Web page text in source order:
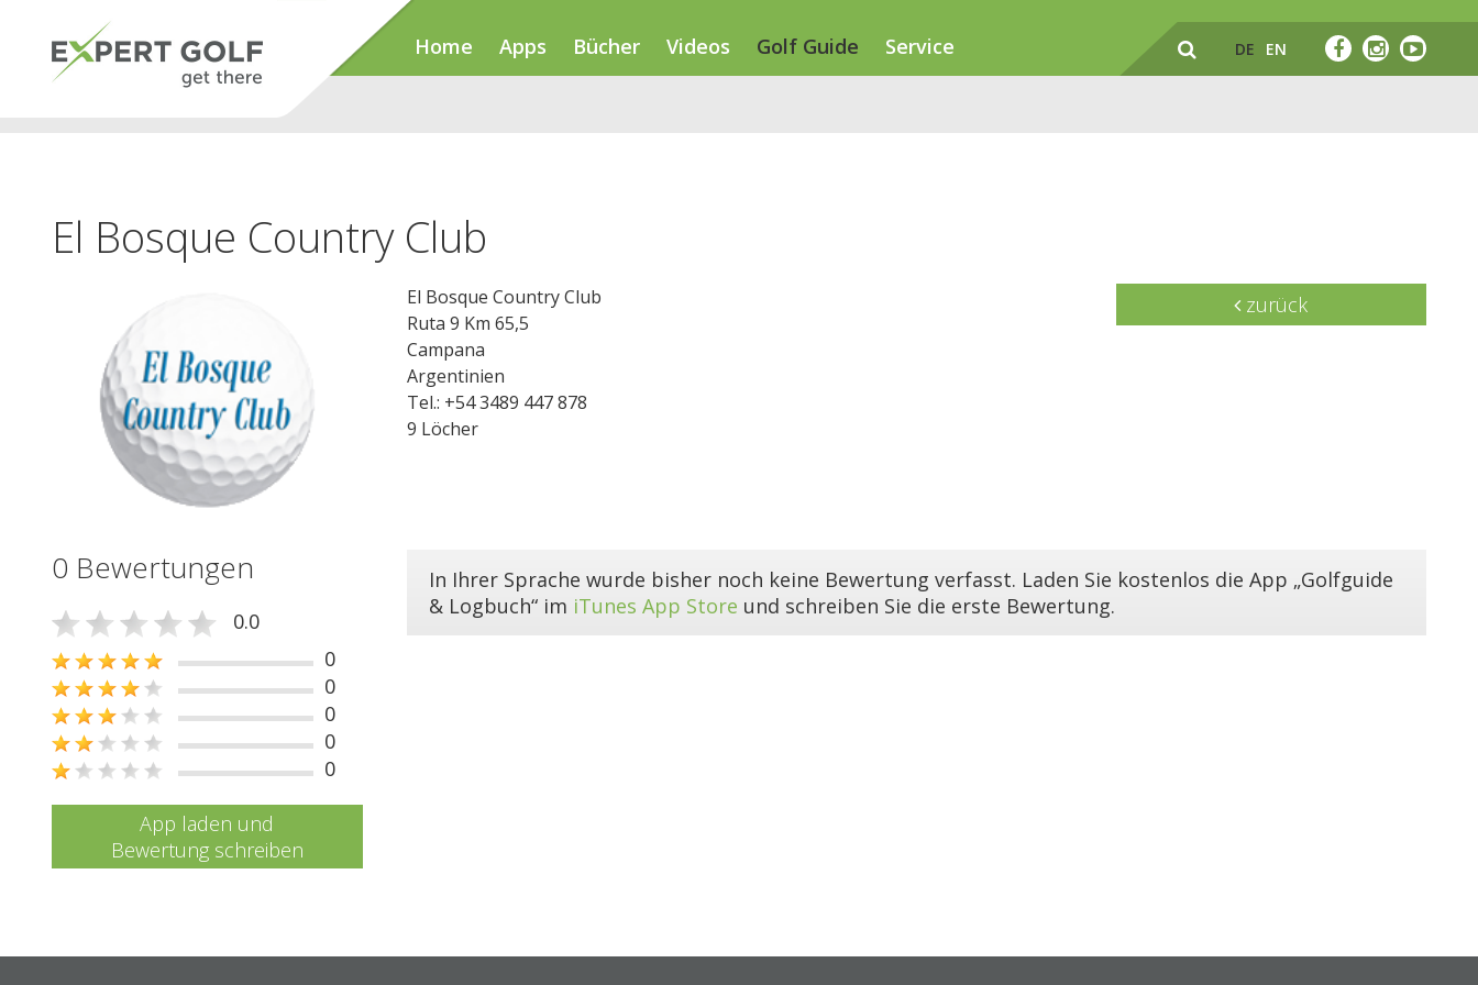
Home Apps Bücher Videos Golf Guide Service DE EN
El Bosque Country Club
El Bosque Country Club
Ruta 9 Km 65,5
Campana
Argentinien
Tel.: +54 3489 447 878
9 Löcher
zurück
0 Bewertungen
0.0
0
0
0
0
0
App laden und
Bewertung schreiben
In Ihrer Sprache wurde bisher noch keine Bewertung verfasst. Laden Sie kostenlos die App „Golfguide
& Logbuch“ im iTunes App Store und schreiben Sie die erste Bewertung.